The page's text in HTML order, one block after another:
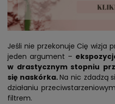
Jeśli nie przekonuje Cię wizja
jeden argument –
w drastycznym stopniu
się naskórka.Na nic zdadzą
działaniu
filtrem.